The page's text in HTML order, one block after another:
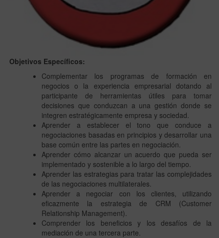
Objetivos Específicos:
Complementar los programas de formación en
negocios o la experiencia empresarial dotando al
participante de herramientas útiles para tomar
decisiones que conduzcan a una gestión donde se
integren estratégicamente empresa y sociedad.
Aprender a establecer el tono que conduce a
negociaciones basadas en principios y desarrollar una
base común entre las partes en negociación.
Aprender cómo alcanzar un acuerdo que pueda ser
implementado y sostenible a lo largo del tiempo.
Aprender las estrategias para tratar las complejidades
de las negociaciones multilaterales.
Aprender a negociar con los clientes, utilizando
eficazmente la estrategia de CRM (Customer
Relationship Management).
Comprender los beneficios y los desafíos de la
mediación de una tercera parte.